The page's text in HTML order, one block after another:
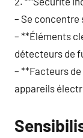
– Se
– **Éléments
détecteurs de
– **Facteurs
appareils